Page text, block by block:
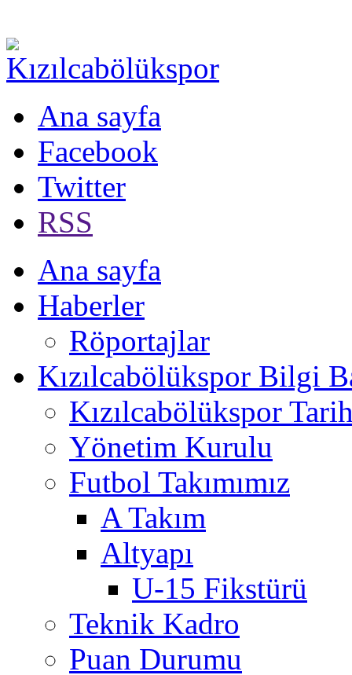
Ana sayfa
Facebook
Twitter
RSS
Ana sayfa
Haberler
Röportajlar
Kızılcabölükspor Bilgi
Kızılcabölükspor
Yönetim Kurulu
Futbol Takımımız
A Takım
Altyapı
U-15 Fikstürü
Teknik Kadro
Puan Durumu